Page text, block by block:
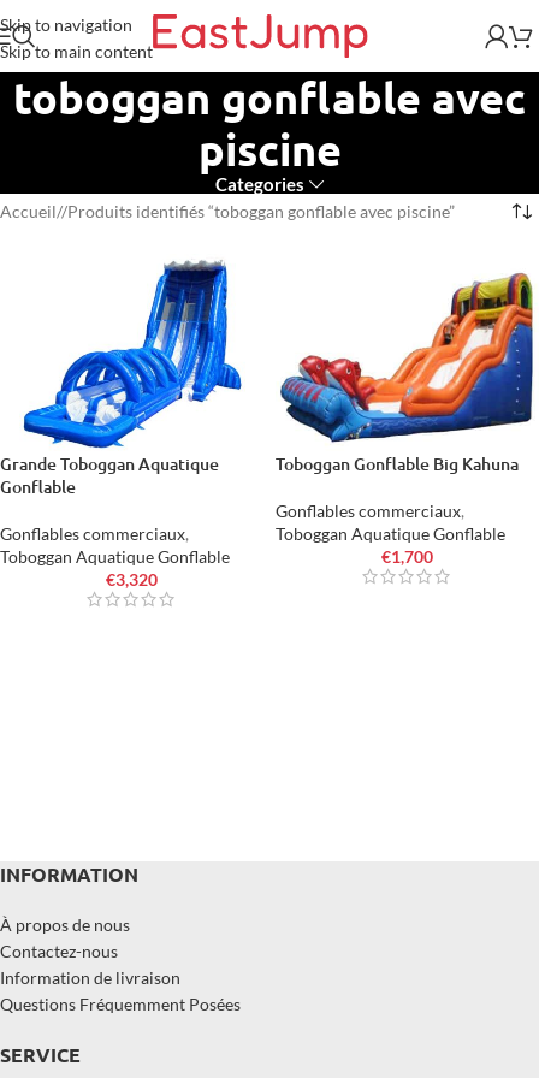
Skip to navigation
Skip to main content
toboggan gonflable avec
piscine
Categories
Accueil/ Produits identifiés “toboggan gonflable avec piscine”
Grande Toboggan Aquatique
Gonflable
Gonflables commerciaux,
Toboggan Aquatique Gonflable
€3,320
Toboggan Gonflable Big Kahuna
Gonflables commerciaux,
Toboggan Aquatique Gonflable
€1,700
INFORMATION
À propos de nous
Contactez-nous
Information de livraison
Questions Fréquemment Posées
SERVICE